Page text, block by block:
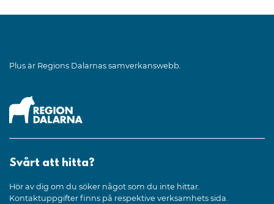
Plus är Regions Dalarnas samverkanswebb.
Svårt att hitta?
Hör av dig om du söker något som du inte hittar.
Kontaktuppgifter finns på respektive verksamhets sida.